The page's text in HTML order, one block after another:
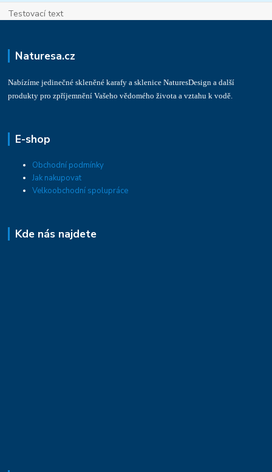
Testovací text
Naturesa.cz
Nabízíme jedinečné skleněné karafy a sklenice NaturesDesign a další
produkty pro zpříjemnění Vašeho vědomého života a vztahu k vodě.
E-shop
Obchodní podmínky
Jak nakupovat
Velkoobchodní spolupráce
Kde nás najdete